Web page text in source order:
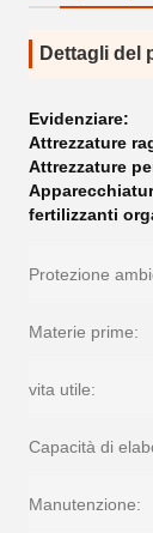
Dettagli del
Evidenziare:
Attrezzature
Attrezzature
fertilizzanti
Protezione
Materie prime:
vita utile:
Capacità di
Manutenzione: